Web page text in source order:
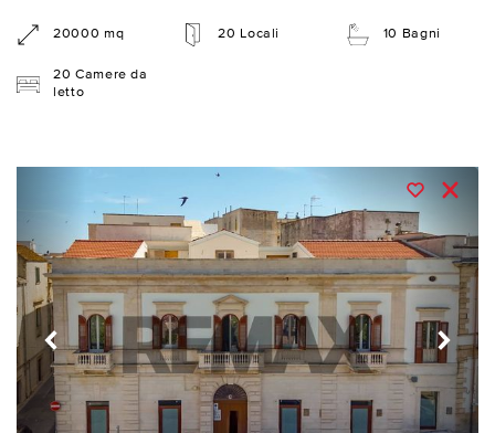
20000 mq 20 Locali 10 Bagni
20 Camere da
letto